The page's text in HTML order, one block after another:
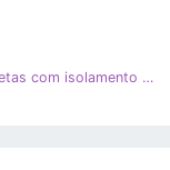
FILIPCZYK Botas de tornozelo de salto alto pretas com isolamento de couro elegante preto